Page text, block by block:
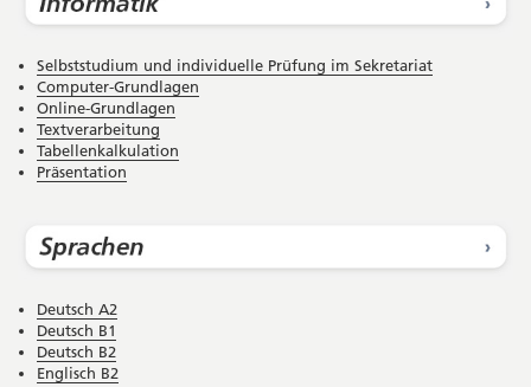
Selbststudium und individuelle Prüfung im Sekretariat
Computer-Grundlagen
Online-Grundlagen
Textverarbeitung
Tabellenkalkulation
Präsentation
Deutsch A2
Deutsch B1
Deutsch B2
Englisch B2